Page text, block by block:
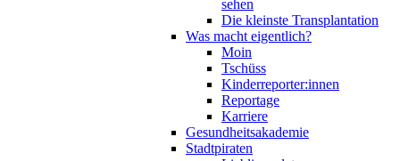
sehen
Die kleinste Transplantation
Was macht eigentlich?
Moin
Tschüss
Kinderreporter:innen
Reportage
Karriere
Gesundheitsakademie
Stadtpiraten